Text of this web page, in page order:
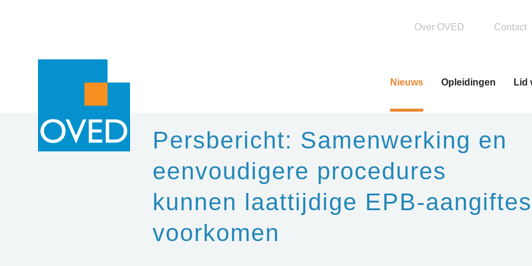
Nieuws Opleidingen Lid
Over OVED Contact
Persbericht: Samenwerking en
eenvoudigere procedures
kunnen laattijdige EPB-aangiftes
voorkomen